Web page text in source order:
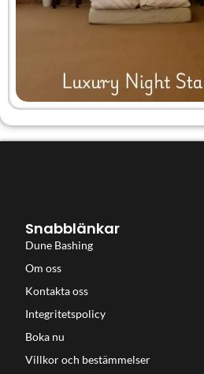
Snabblänkar
Dune Bashing
Om oss
Kontakta oss
Integritetspolicy
Boka nu
Villkor och bestämmelser